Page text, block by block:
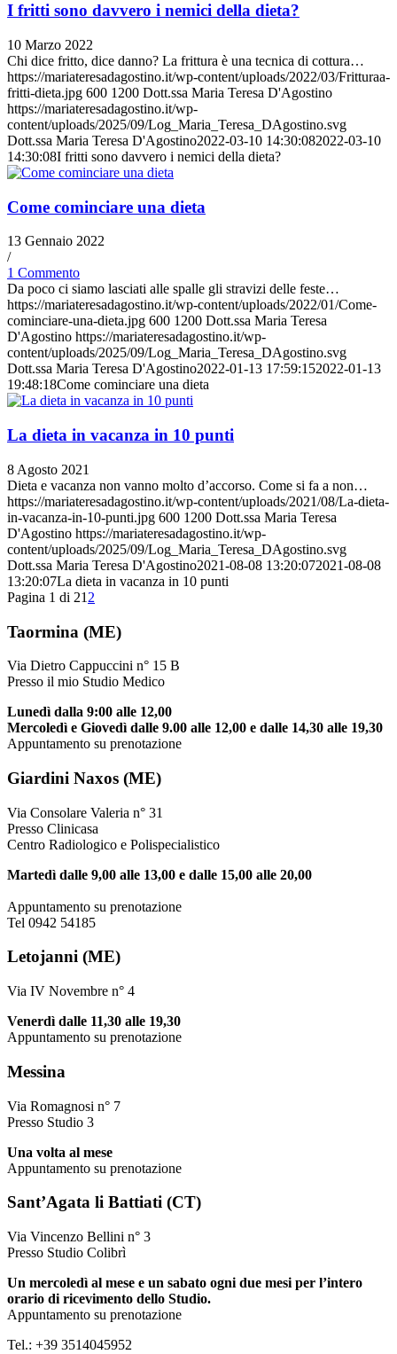
I fritti sono davvero i nemici della dieta?
10 Marzo 2022
Chi dice fritto, dice danno? La frittura è una tecnica di cottura…
https://mariateresadagostino.it/wp-content/uploads/2022/03/Fritturaa-
fritti-dieta.jpg 600 1200 Dott.ssa Maria Teresa D'Agostino
https://mariateresadagostino.it/wp-
content/uploads/2025/09/Log_Maria_Teresa_DAgostino.svg
Dott.ssa Maria Teresa D'Agostino2022-03-10 14:30:082022-03-10
14:30:08I fritti sono davvero i nemici della dieta?
Come cominciare una dieta
13 Gennaio 2022
/
1 Commento
Da poco ci siamo lasciati alle spalle gli stravizi delle feste…
https://mariateresadagostino.it/wp-content/uploads/2022/01/Come-
cominciare-una-dieta.jpg 600 1200 Dott.ssa Maria Teresa
D'Agostino https://mariateresadagostino.it/wp-
content/uploads/2025/09/Log_Maria_Teresa_DAgostino.svg
Dott.ssa Maria Teresa D'Agostino2022-01-13 17:59:152022-01-13
19:48:18Come cominciare una dieta
La dieta in vacanza in 10 punti
8 Agosto 2021
Dieta e vacanza non vanno molto d’accorso. Come si fa a non…
https://mariateresadagostino.it/wp-content/uploads/2021/08/La-dieta-
in-vacanza-in-10-punti.jpg 600 1200 Dott.ssa Maria Teresa
D'Agostino https://mariateresadagostino.it/wp-
content/uploads/2025/09/Log_Maria_Teresa_DAgostino.svg
Dott.ssa Maria Teresa D'Agostino2021-08-08 13:20:072021-08-08
13:20:07La dieta in vacanza in 10 punti
Pagina 1 di 21 2
Taormina (ME)
Via Dietro Cappuccini n° 15 B
Presso il mio Studio Medico
Lunedì dalla 9:00 alle 12,00
Mercoledì e Giovedì dalle 9.00 alle 12,00 e dalle 14,30 alle 19,30
Appuntamento su prenotazione
Giardini Naxos (ME)
Via Consolare Valeria n° 31
Presso Clinicasa
Centro Radiologico e Polispecialistico
Martedì dalle 9,00 alle 13,00 e dalle 15,00 alle 20,00
Appuntamento su prenotazione
Tel 0942 54185
Letojanni (ME)
Via IV Novembre n° 4
Venerdì dalle 11,30 alle 19,30
Appuntamento su prenotazione
Messina
Via Romagnosi n° 7
Presso Studio 3
Una volta al mese
Appuntamento su prenotazione
Sant’Agata li Battiati (CT)
Via Vincenzo Bellini n° 3
Presso Studio Colibrì
Un mercoledì al mese e un sabato ogni due mesi per l’intero
orario di ricevimento dello Studio.
Appuntamento su prenotazione
Tel.: +39 3514045952